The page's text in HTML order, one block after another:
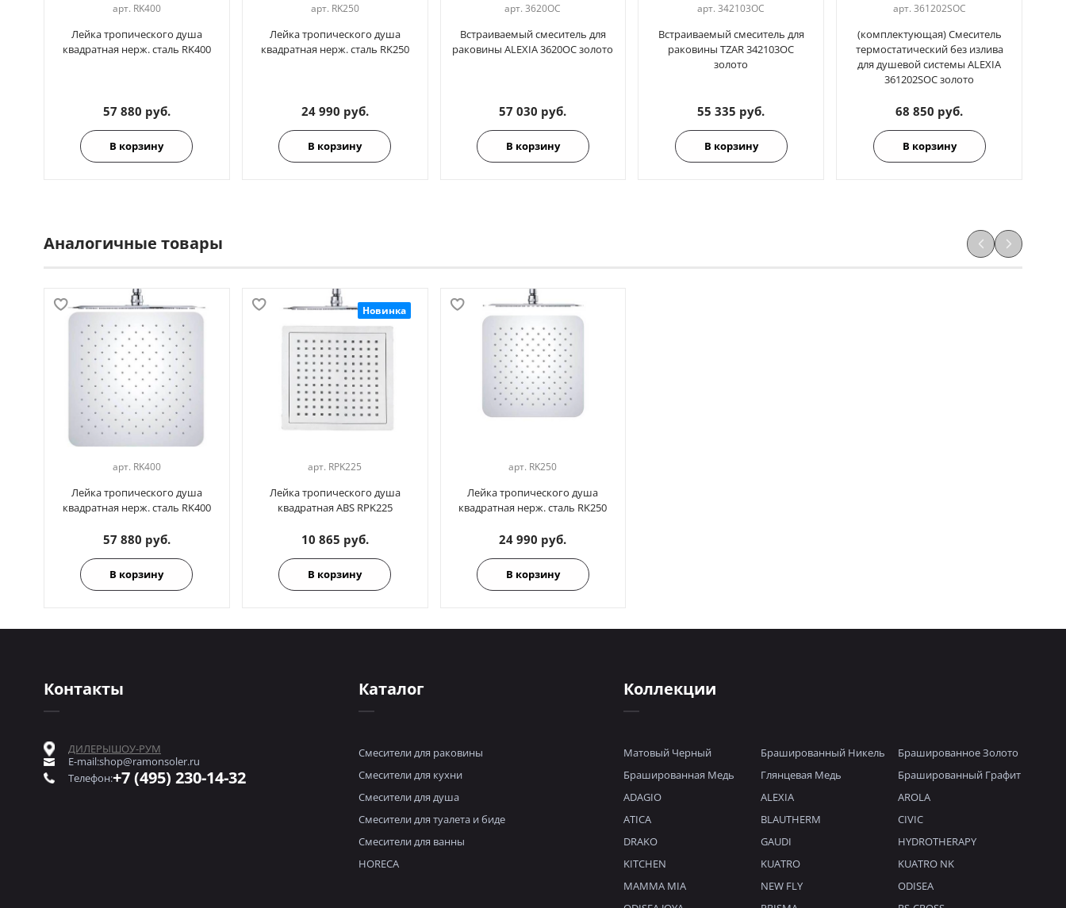
арт. RK400
Лейка тропического душа
квадратная нерж. сталь RK400
57 880 руб.
В корзину
арт. RK250
Лейка тропического душа
квадратная нерж. сталь RK250
24 990 руб.
В корзину
арт.3620OC
Встраиваемый смеситель для
раковины ALEXIA 3620OC золото
57 030 руб.
В корзину
арт.342103OC
Встраиваемый смеситель для
раковины TZAR 342103OC
золото
55 335 руб.
В корзину
арт. 361202SOC
(комплектующая) Смеситель
термостатический без излива
для душевой системы ALEXIA
361202SOC золото
68 850 руб.
В корзину
Аналогичные товары
арт. RK400
Лейка тропического душа
квадратная нерж. сталь RK400
57 880 руб.
В корзину
Новинка
арт. RPK225
Лейка тропического душа
квадратная ABS RPK225
10 865 руб.
В корзину
арт. RK250
Лейка тропического душа
квадратная нерж. сталь RK250
24 990 руб.
В корзину
Каталог
Смесители для раковины
Смесители для кухни
Смесители для душа
Смесители для туалета и биде
Смесители для ванны
HORECA
Коллекции
Матовый Черный Брашированный Никель
Брашированное Золото
Брашированная Медь
Глянцевая Медь
Брашированный Графит
ADAGIO
ALEXIA
AROLA
ATICA
BLAUTHERM
CIVIC
DRAKO
GAUDI
HYDROTHERAPY
KITCHEN
KUATRO
KUATRO NK
MAMMA MIA
NEW FLY
ODISEA
Контакты
ДИЛЕРЫШОУ-РУМ
E-mail:shop@ramonsoler.ru
Телефон:+7 (495) 230-14-32